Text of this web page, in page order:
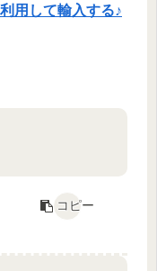
用して輸入する♪
コピー